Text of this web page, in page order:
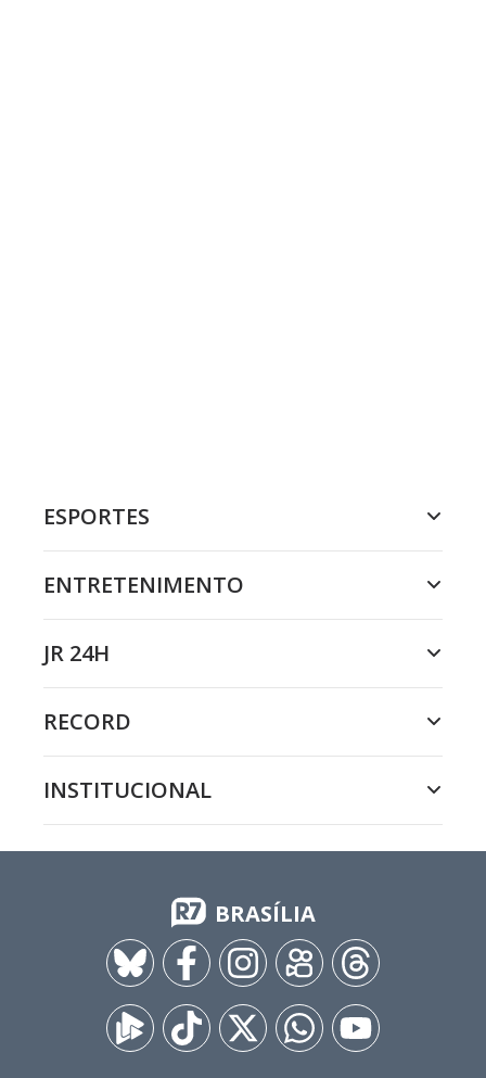
ESPORTES
ENTRETENIMENTO
JR 24H
RECORD
INSTITUCIONAL
BRASÍLIA